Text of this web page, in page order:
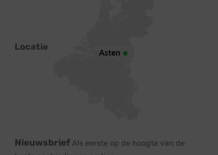
Locatie
Nieuwsbrief Als eerste op de hoogte van de